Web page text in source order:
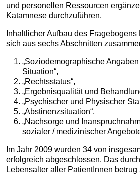
und personellen Ressourcen
Katamnese durchzuführen.
Inhaltlicher Aufbau des
sich aus sechs Abschnitten
„Soziodemographische
Situation“,
„Rechtsstatus“,
„Ergebnisqualität und
„Psychischer und Physischer
„Abstinenzsituation“,
„Nachsorge und
sozialer / medizinischer
Im Jahr 2009 wurden 34 von
erfolgreich abgeschlossen. Das
Lebensalter aller PatientInnen betrug